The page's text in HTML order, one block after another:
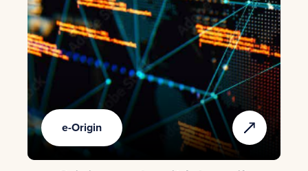
e-Origin